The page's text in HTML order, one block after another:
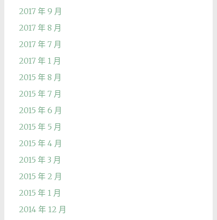
2017 年 9 月
2017 年 8 月
2017 年 7 月
2017 年 1 月
2015 年 8 月
2015 年 7 月
2015 年 6 月
2015 年 5 月
2015 年 4 月
2015 年 3 月
2015 年 2 月
2015 年 1 月
2014 年 12 月